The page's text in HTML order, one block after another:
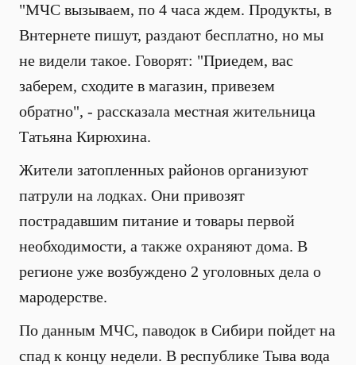
"МЧС вызываем, по 4 часа ждем. Продукты, в
Внтернете пишут, раздают бесплатно, но мы
не видели такое. Говорят: "Приедем, вас
заберем, сходите в магазин, привезем
обратно", - рассказала местная жительница
Татьяна Кирюхина.
Жители затопленных районов организуют
патрули на лодках. Они привозят
пострадавшим питание и товары первой
необходимости, а также охраняют дома. В
регионе уже возбуждено 2 уголовных дела о
мародерстве.
По данным МЧС, паводок в Сибири пойдет на
спад к концу недели. В республике Тыва вода